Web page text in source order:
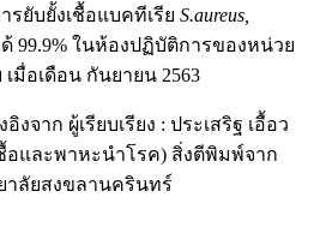
ยับยั้งเชื้อแบคทีเรีย S.aureus,
99.9% ในห้องปฏิบัติการของหน่วย
มื่อเดือน กันยายน 2563
จาก ผู้เรียบเรียง : ประเสริฐ เอื้อว
อและพาหะนำโรค) สิ่งตีพิมพ์จาก
ลัยสงขลานครินทร์